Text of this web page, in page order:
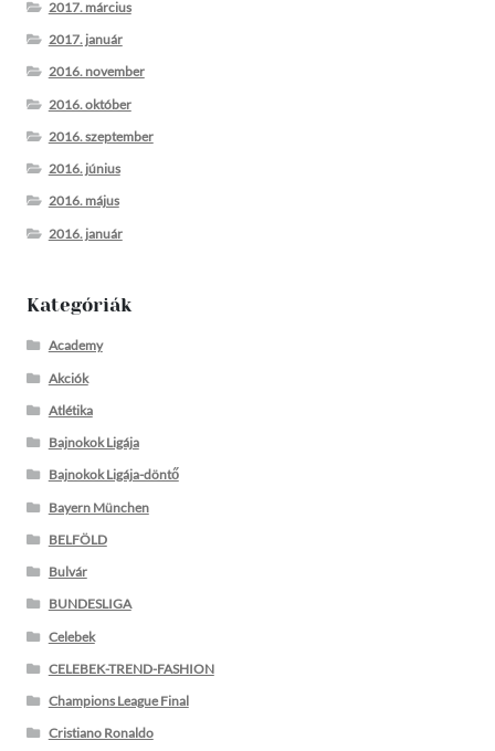
2017. március
2017. január
2016. november
2016. október
2016. szeptember
2016. június
2016. május
2016. január
Kategóriák
Academy
Akciók
Atlétika
Bajnokok Ligája
Bajnokok Ligája-döntő
Bayern München
BELFÖLD
Bulvár
BUNDESLIGA
Celebek
CELEBEK-TREND-FASHION
Champions League Final
Cristiano Ronaldo